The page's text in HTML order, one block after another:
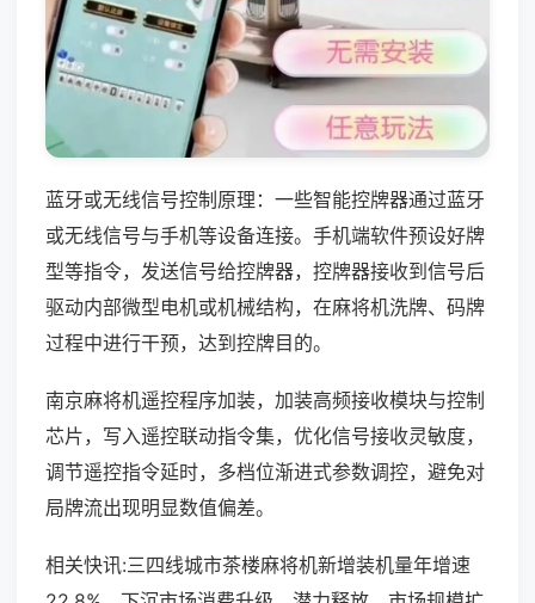
蓝牙或无线信号控制原理：一些智能控牌器通过蓝牙
或无线信号与手机等设备连接。手机端软件预设好牌
型等指令，发送信号给控牌器，控牌器接收到信号后
驱动内部微型电机或机械结构，在麻将机洗牌、码牌
过程中进行干预，达到控牌目的。
南京麻将机遥控程序加装，加装高频接收模块与控制
芯片，写入遥控联动指令集，优化信号接收灵敏度，
调节遥控指令延时，多档位渐进式参数调控，避免对
局牌流出现明显数值偏差。
相关快讯:三四线城市茶楼麻将机新增装机量年增速